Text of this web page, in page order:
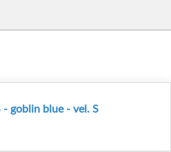
goblin blue - vel. S